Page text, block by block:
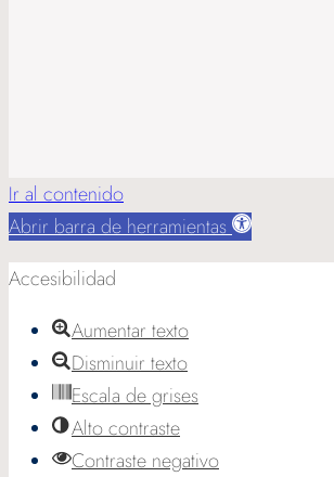
Ir al contenido
Abrir barra de herramientas
Accesibilidad
Aumentar texto
Disminuir texto
Escala de grises
Alto contraste
Contraste negativo